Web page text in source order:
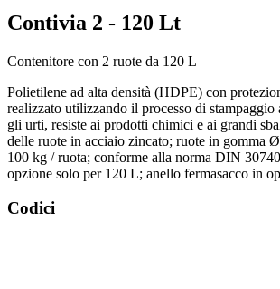
Contivia 2 - 120 Lt
Contenitore con 2 ruote da 120 L
Polietilene ad alta densità (HDPE) con
realizzato utilizzando il processo di stampaggio
gli urti, resiste ai prodotti chimici e ai grandi
delle ruote in acciaio zincato; ruote in gomma
100 kg / ruota; conforme alla norma DIN
opzione solo per 120 L; anello fermasacco in
Codici